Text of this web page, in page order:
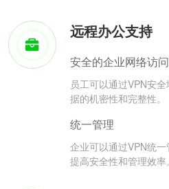
远程办公支持
安全的企业网络访问
员工可以通过VPN安
据的机密性和完整性。
统一管理
企业可以通过VPN统
提高安全性和管理效率。